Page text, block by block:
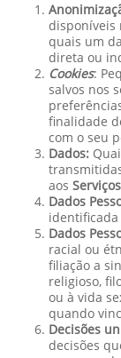
disponíveis
quais um
direta ou
Cookies:
salvos nos
finalidade
com o seu
Dados:
aos Serviços
Dados
Dados
racial ou
filiação a
religioso,
ou à vida
quando
Decisões
decisões